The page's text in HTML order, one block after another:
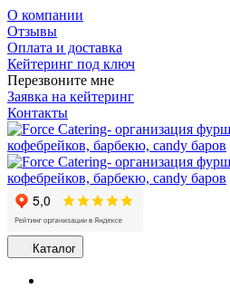
О компании
Отзывы
Оплата и доставка
Кейтеринг под ключ
Перезвоните мне
Заявка на кейтеринг
Контакты
Каталог